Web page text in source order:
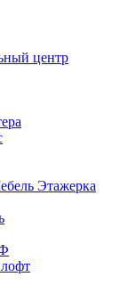
центр
Этажерка